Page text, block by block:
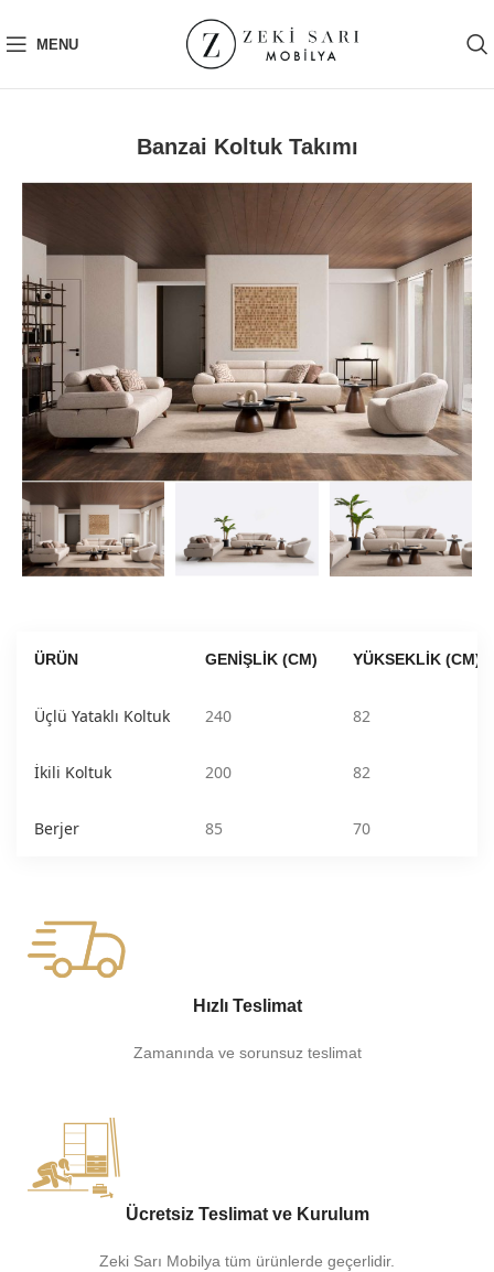
MENU
Banzai Koltuk Takımı
ÜRÜN GENIŞLIK (CM) YÜKSEKLIK (CM)
Üçlü Yataklı Koltuk 240 82
İkili Koltuk 200 82
Berjer 85 70
Hızlı Teslimat
Zamanında ve sorunsuz teslimat
Ücretsiz Teslimat ve Kurulum
Zeki Sarı Mobilya tüm ürünlerde geçerlidir.